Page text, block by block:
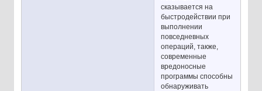
сказывается на
быстродействии при
выполнении
повседневных
операций, также,
современные
вредоносные
программы способны
обнаруживать